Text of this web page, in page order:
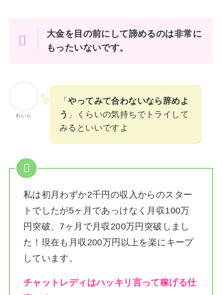
大金を目の前にして諦めるのは非常に
もったいないです。
れいら
「やってみて合わないなら辞めよ
う 」くらいの気持ちでトライして
みるといいですよ
私は初月わずか2千円の収入からのスター
トでしたが5ヶ月であっけなく月収100万
円突破、7ヶ月で月収200万円突破しまし
た！ 現在も月収200万円以上を楽にキープ
しています。
チャットレディはハッキリ言って稼げる仕